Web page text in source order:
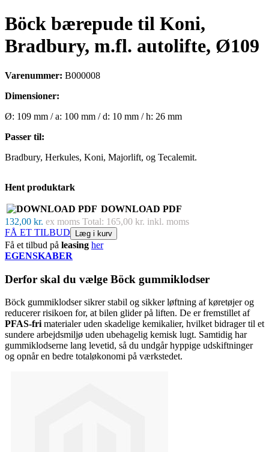
Böck bærepude til Koni,
Bradbury, m.fl. autolifte, Ø109
Varenummer: B000008
Dimensioner:
Ø: 109 mm / a: 100 mm / d: 10 mm / h: 26 mm
Passer til:
Bradbury, Herkules, Koni, Majorlift, og Tecalemit.
Hent produktark
DOWNLOAD PDF
132,00 kr. ex moms Total: 165,00 kr. inkl. moms
FÅ ET TILBUD
Læg i kurv
Få et tilbud på leasing her
EGENSKABER
Derfor skal du vælge Böck gummiklodser
Böck gummiklodser sikrer stabil og sikker løftning af køretøjer og
reducerer risikoen for, at bilen glider på liften. De er fremstillet af
PFAS-fri materialer uden skadelige kemikalier, hvilket bidrager til et
sundere arbejdsmiljø uden ubehagelig kemisk lugt. Samtidig har
gummiklodserne lang levetid, så du undgår hyppige udskiftninger
og opnår en bedre totaløkonomi på værkstedet.